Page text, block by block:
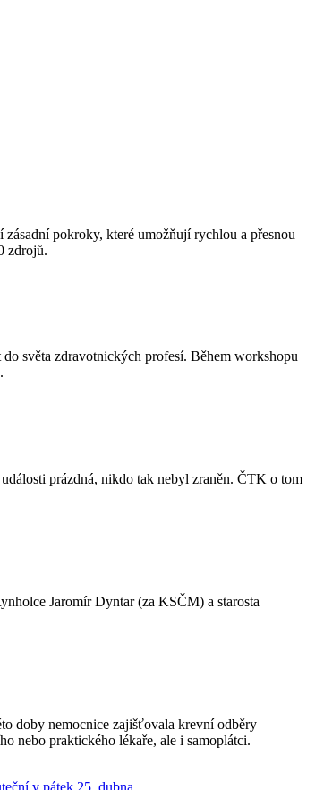
pokroky, které umožňují rychlou a přesnou
zdrojů.
světa zdravotnických profesí. Během workshopu
prázdná, nikdo tak nebyl zraněn. ČTK o tom
Jaromír Dyntar (za KSČM) a starosta
doby nemocnice zajišťovala krevní odběry
nebo praktického lékaře, ale i samoplátci.